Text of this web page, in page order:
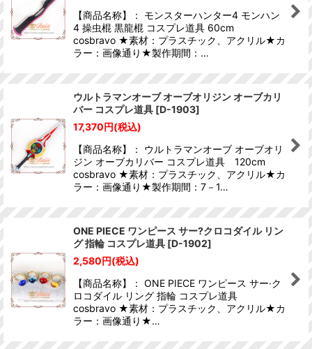
【商品名称】： モンスターハンター4 モンハン
4 操虫棍 黒龍棍 コスプレ道具 60cm
cosbravo ★素材：プラスチック、アクリル★カ
ラー：画像通り★製作期間：…
ウルトラマンオーブ オーブオリジン オーブカリ
バー コスプレ道具 [D-1903]
17,370円(税込)
【商品名称】： ウルトラマンオーブ オーブオリ
ジン オーブカリバー コスプレ道具 120cm
cosbravo ★素材：プラスチック、アクリル★カ
ラー：画像通り★製作期間：7－1…
ONE PIECE ワンピース サー?クロコダイル リン
グ 指輪 コスプレ道具 [D-1902]
2,580円(税込)
【商品名称】： ONE PIECE ワンピース サー·ク
ロコダイル リング 指輪 コスプレ道具
cosbravo ★素材：プラスチック、アクリル★カ
ラー：画像通り★…